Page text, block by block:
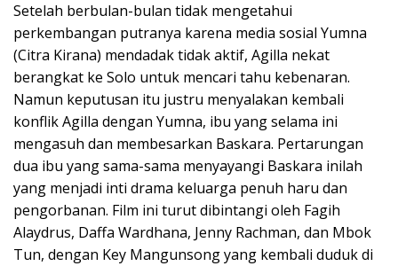
Setelah berbulan-bulan tidak mengetahui
perkembangan putranya karena media sosial Yumna
(Citra Kirana) mendadak tidak aktif, Agilla nekat
berangkat ke Solo untuk mencari tahu kebenaran.
Namun keputusan itu justru menyalakan kembali
konflik Agilla dengan Yumna, ibu yang selama ini
mengasuh dan membesarkan Baskara. Pertarungan
dua ibu yang sama-sama menyayangi Baskara inilah
yang menjadi inti drama keluarga penuh haru dan
pengorbanan. Film ini turut dibintangi oleh Fagih
Alaydrus, Daffa Wardhana, Jenny Rachman, dan Mbok
Tun, dengan Key Mangunsong yang kembali duduk di